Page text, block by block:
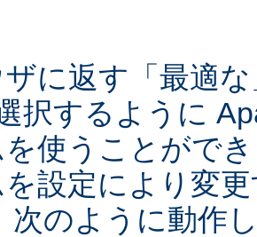
に返す「最適
択するように
を使うことがで
を設定により変
次のように動作